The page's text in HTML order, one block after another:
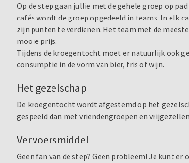
Op de step gaan jullie met de gehele groep op
cafés wordt de groep opgedeeld in teams. In elk
zijn punten te verdienen. Het team met de
mooie prijs.
Tijdens de kroegentocht moet er natuurlijk ook
consumptie in de vorm van bier, fris of wijn.
Het gezelschap
De kroegentocht wordt afgestemd op het
gespeeld dan met vriendengroepen en
Vervoersmiddel
Geen fan van de step? Geen probleem! Je kunt